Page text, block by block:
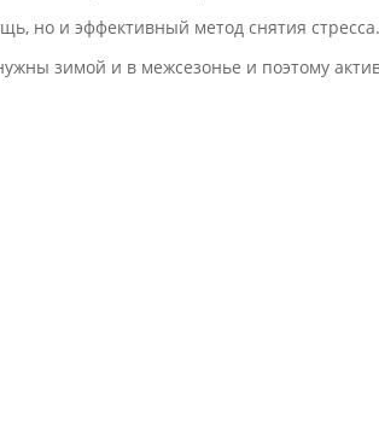
но и эффективный метод снятия стресса.
зимой и в межсезонье и поэтому